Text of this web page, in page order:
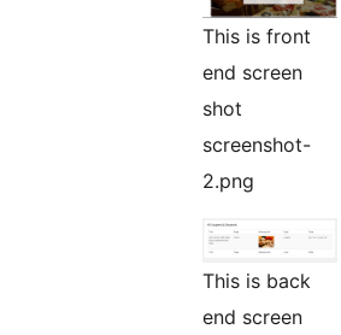
This is front
end screen
shot
screenshot-
2.png
This is back
end screen